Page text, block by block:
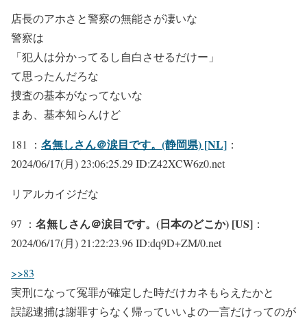
店長のアホさと警察の無能さが凄いな
警察は
「犯人は分かってるし自白させるだけー」
て思ったんだろな
捜査の基本がなってないな
まあ、基本知らんけど
181 ： 名無しさん＠涙目です。(静岡県) [NL] ：
2024/06/17(月) 23:06:25.29 ID:Z42XCW6z0.net
リアルカイジだな
97 ： 名無しさん＠涙目です。(日本のどこか) [US] ：
2024/06/17(月) 21:22:23.96 ID:dq9D+ZM/0.net
>>83
実刑になって冤罪が確定した時だけカネもらえたかと
誤認逮捕は謝罪すらなく帰っていいよの一言だけってのが